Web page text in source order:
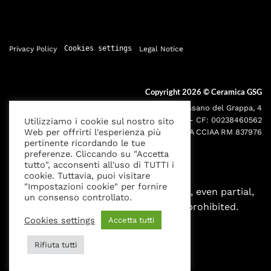
Privacy Policy Cookies settings Legal Notice
Copyright 2026 ©Ceramica GSG
Sede legale: Via Bassano del Grappa, 4
000195 - Roma P.IVA: 05095691001 - CF: 00238460562
Iscr. Reg. Imprese RM00238460562 REA CCIAA RM 837976
All rights reserved. Any reproduction, even partial,
without written authorization is prohibited.
Utilizziamo i cookie sul nostro sito
Web per offrirti l'esperienza più
pertinente ricordando le tue
preferenze. Cliccando su "Accetta
tutto", acconsenti all'uso di TUTTI i
cookie. Tuttavia, puoi visitare
"Impostazioni cookie" per fornire
un consenso controllato.
Cookies settings Accetta tutti
Rifiuta tutti